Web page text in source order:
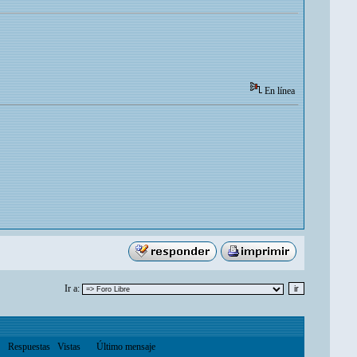
En línea
Ir a:
Respuestas Vistas Último mensaje